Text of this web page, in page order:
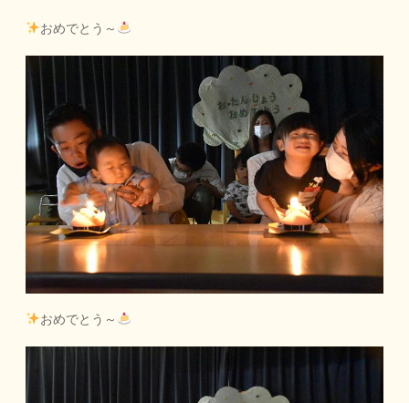
おめでとう～
おめでとう～